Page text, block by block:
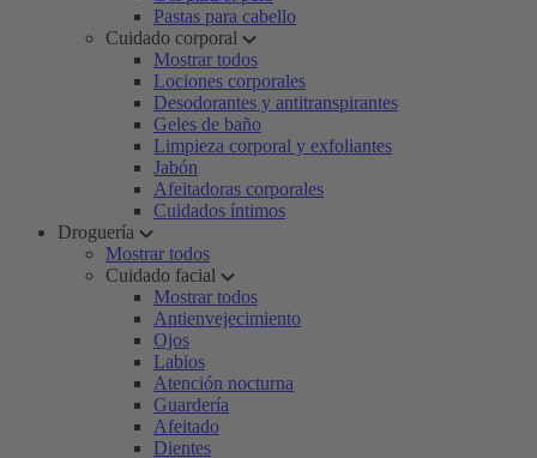
Pastas para cabello
Cuidado corporal
Mostrar todos
Lociones corporales
Desodorantes y antitranspirantes
Geles de baño
Limpieza corporal y exfoliantes
Jabón
Afeitadoras corporales
Cuidados íntimos
Droguería
Mostrar todos
Cuidado facial
Mostrar todos
Antienvejecimiento
Ojos
Labios
Atención nocturna
Guardería
Afeitado
Dientes